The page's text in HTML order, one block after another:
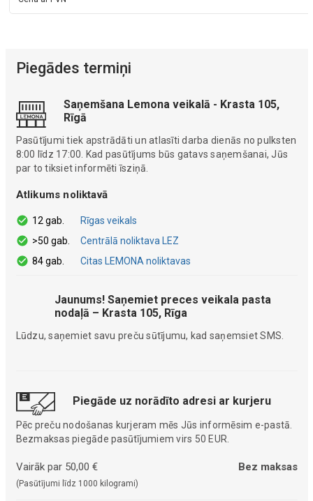
Piegādes termiņi
Saņemšana Lemona veikalā - Krasta 105,
Rīgā
Pasūtījumi tiek apstrādāti un atlasīti darba dienās no pulksten
8:00 līdz 17:00. Kad pasūtījums būs gatavs saņemšanai, Jūs
par to tiksiet informēti īsziņā.
Atlikums noliktavā
12 gab.
Rīgas veikals
>50 gab.
Centrālā noliktava LEZ
84 gab.
Citas LEMONA noliktavas
Jaunums! Saņemiet preces veikala pasta
nodaļā – Krasta 105, Rīga
Lūdzu, saņemiet savu preču sūtījumu, kad saņemsiet SMS.
Piegāde uz norādīto adresi ar kurjeru
Pēc preču nodošanas kurjeram mēs Jūs informēsim e-pastā.
Bezmaksas piegāde pasūtījumiem virs 50 EUR.
Vairāk par 50,00 €
(Pasūtījumi līdz 1000 kilogrami)
Bez maksas